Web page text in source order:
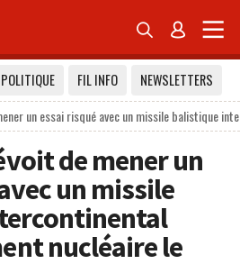
 
POLITIQUE FIL INFO
NEWSLETTERS
un essai risqué avec un missile balistique
de mener un
un missile
nucléaire le